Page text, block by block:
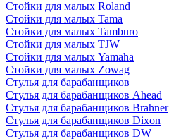
Стойки для малых Roland
Стойки для малых Tama
Стойки для малых Tamburo
Стойки для малых TJW
Стойки для малых Yamaha
Стойки для малых Zowag
Стулья для барабанщиков
Стулья для барабанщиков Ahead
Стулья для барабанщиков Brahner
Стулья для барабанщиков Dixon
Стулья для барабанщиков DW